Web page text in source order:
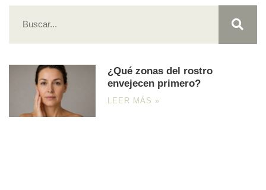
¿Qué zonas del rostro
envejecen primero?
LEER MÁS »